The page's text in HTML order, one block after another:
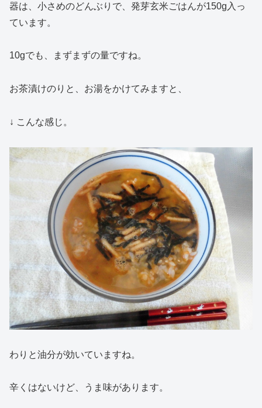
器は、小さめのどんぶりで、発芽玄米ごはんが150g入っ
ています。
10gでも、まずまずの量ですね。
お茶漬けのりと、お湯をかけてみますと、
↓ こんな感じ。
わりと油分が効いていますね。
辛くはないけど、うま味があります。